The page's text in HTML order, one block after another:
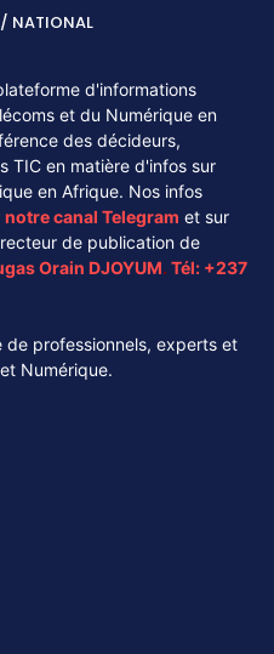
NATIONAL
d'informations
et du Numérique en
des décideurs,
TIC en matière d'infos sur
en Afrique. Nos infos
notre canal Telegram et sur
de publication de
Orain DJOYUM. Tél: +237
de professionnels, experts et
Numérique.